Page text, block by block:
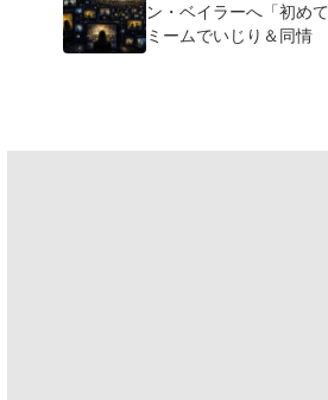
ン・ベイラーへ「初め
ミームでいじり＆同情